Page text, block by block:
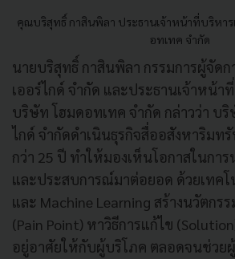
คุณบริสุทธิ์ กาสินพิลา ประธานเจ้าหน้าที่บริหา
อทเทค จำกัด
นายบริสุทธิ์ กาสินพิลา กรรมการผู้จัด
เออร์ไกด์ จำกัด และประธานเจ้าหน้า
บริษัท โฮมดอทเทค จำกัด กล่าวว่า บริ
ไกด์ จำกัดดำเนินธุรกิจสื่ออสังหาริมท
กว่า 25 ปี ทำให้มองเห็นโอกาสในกา
และประสบการณ์มาต่อยอด ด้วยเทคโ
และ Machine Learning สร้างนวัตก
(Pain Point) หาวิธีการแก้ไข
อยู่อาศัยให้กับผู้บริโภค ตลอดจนช่วย